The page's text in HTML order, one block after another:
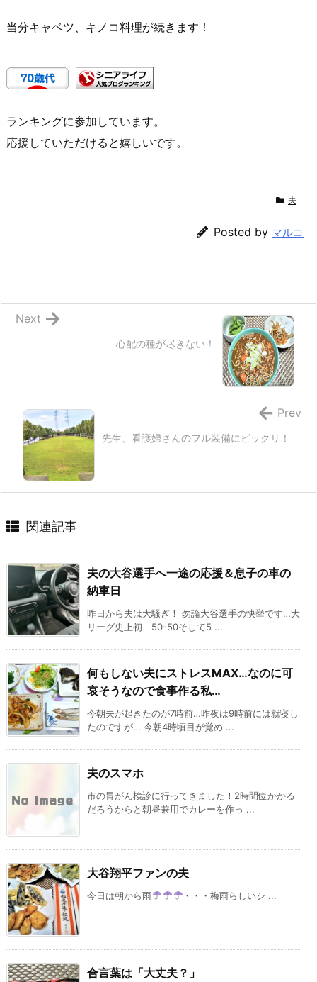
当分キャベツ、キノコ料理が続きます！
ランキングに参加しています。
応援していただけると嬉しいです。
夫
Posted by マルコ
心配の種が尽きない！
Next
先生、看護婦さんのフル装備にビックリ！
Prev
関連記事
夫の大谷選手へ一途の応援＆息子の車の
納車日
昨日から夫は大騒ぎ！ 勿論大谷選手の快挙です…大
リーグ史上初 50-50そして5 ...
何もしない夫にストレスMAX…なのに可
哀そうなので食事作る私…
今朝夫が起きたのが7時前…昨夜は9時前には就寝し
たのですが… 今朝4時頃目が覚め ...
夫のスマホ
市の胃がん検診に行ってきました！2時間位かかる
だろうからと朝昼兼用でカレーを作っ ...
大谷翔平ファンの夫
今日は朝から雨 ・・・梅雨らしいシ ...
合言葉は「大丈夫？」